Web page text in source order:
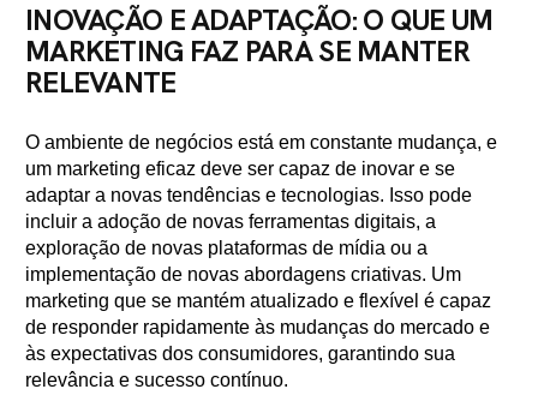
INOVAÇÃO E ADAPTAÇÃO: O QUE UM
MARKETING FAZ PARA SE MANTER
RELEVANTE
O ambiente de negócios está em constante mudança, e
um marketing eficaz deve ser capaz de inovar e se
adaptar a novas tendências e tecnologias. Isso pode
incluir a adoção de novas ferramentas digitais, a
exploração de novas plataformas de mídia ou a
implementação de novas abordagens criativas. Um
marketing que se mantém atualizado e flexível é capaz
de responder rapidamente às mudanças do mercado e
às expectativas dos consumidores, garantindo sua
relevância e sucesso contínuo.